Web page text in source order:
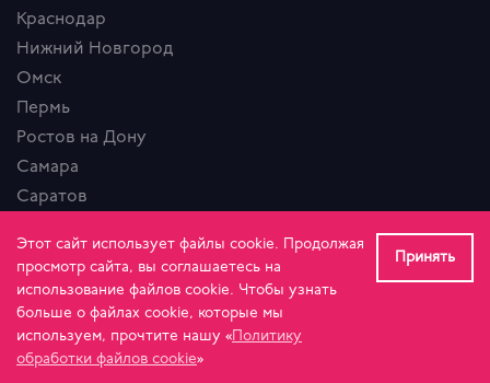
Этот сайт использует файлы cookie. Продолжая
просмотр сайта, вы соглашаетесь на
использование файлов cookie. Чтобы узнать
больше о файлах cookie, которые мы
используем, прочтите нашу «Политику
обработки файлов cookie»
Принять
Краснодар
Нижний Новгород
Омск
Пермь
Ростов на Дону
Самара
Саратов
Санкт-Петербург
Уфа
Челябинск